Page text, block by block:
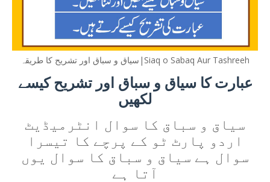
Siaq o Sabaq Aur Tashreeh|سیاق و سباق اور تشریح کا طریقہ
عبارت کا سیاق و سباق اور تشریح کیسے
لکھیں
سیاق و سباق کا سوال انٹرمیڈیٹ
اردو پارٹ ٹو کے پرچے کا تیسرا
سوال ہے سیاق و سباق کا سوال یوں
آتا ہے